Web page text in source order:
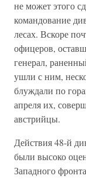
не может этого
командование
лесах. Вскоре
офицеров,
генерал,
ушли с ним,
блуждали по
апреля их,
австрийцы.
Действия 48-й
были высоко
Западного